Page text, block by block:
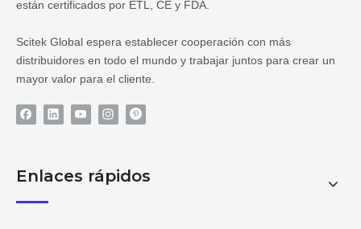
están certificados por ETL, CE y FDA.
Scitek Global espera establecer cooperación con más
distribuidores en todo el mundo y trabajar juntos para crear un
mayor valor para el cliente.
Enlaces rápidos